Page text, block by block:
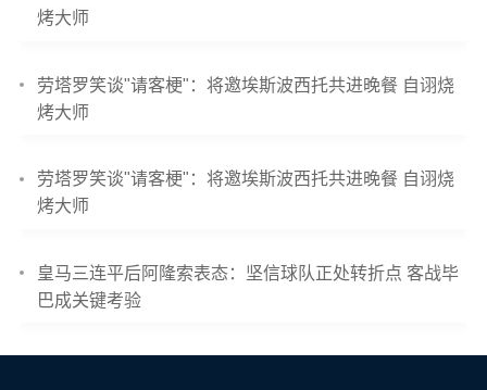
烤大师
劳塔罗笑谈"请客梗"：将邀埃斯波西托共进晚餐 自诩烧
烤大师
劳塔罗笑谈"请客梗"：将邀埃斯波西托共进晚餐 自诩烧
烤大师
皇马三连平后阿隆索表态：坚信球队正处转折点 客战毕
巴成关键考验